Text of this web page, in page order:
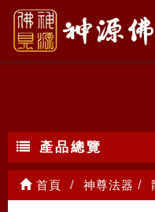
龍刀法器
產品總覽
首頁 神尊法器